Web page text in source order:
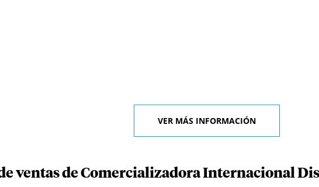
VER MÁS INFORMACIÓN
ventas de Comercializadora Internacional